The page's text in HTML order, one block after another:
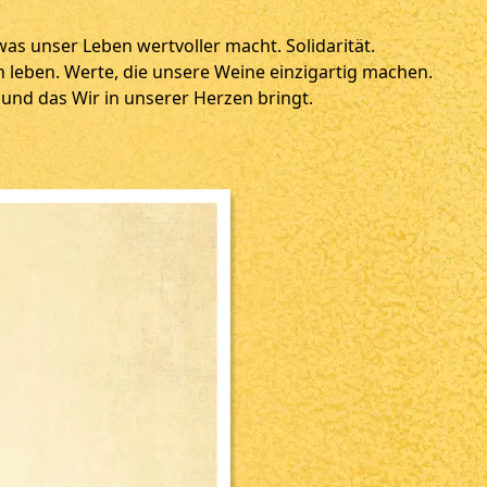
unser Leben wertvoller macht. Solidarität.
Werte, die unsere Weine einzigartig machen.
das Wir in unserer Herzen bringt.